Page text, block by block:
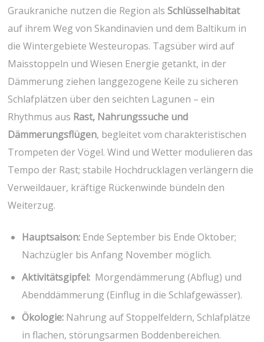
Graukraniche nutzen die Region alsSchlüsselhabitat
auf ihrem Weg von Skandinavien und dem‌ Baltikum in
die Wintergebiete Westeuropas. Tagsüber ‍wird auf
Maisstoppeln‌ und Wiesen Energie getankt, ‍in der
Dämmerung ziehen langgezogene Keile zu sicheren
Schlafplätzen über den seichten Lagunen – ein‌
Rhythmus aus Rast,​ Nahrungssuche und
Dämmerungsflügen, begleitet vom⁤ charakteristischen
Trompeten der ⁤Vögel. Wind und Wetter modulieren das
Tempo der Rast; stabile Hochdrucklagen verlängern die
Verweildauer, kräftige⁣ Rückenwinde bündeln den
Weiterzug.
Hauptsaison: Ende ⁤September bis Ende Oktober;
Nachzügler bis Anfang‌ November möglich.
Aktivitätsgipfel: ​ Morgendämmerung (Abflug)‍ und
Abenddämmerung (Einflug in die Schlafgewässer).
Ökologie: Nahrung auf Stoppelfeldern, Schlafplätze
in flachen, störungsarmen Boddenbereichen.